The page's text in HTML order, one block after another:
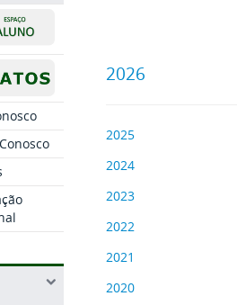
2026
2025
2024
2023
2022
2021
2020